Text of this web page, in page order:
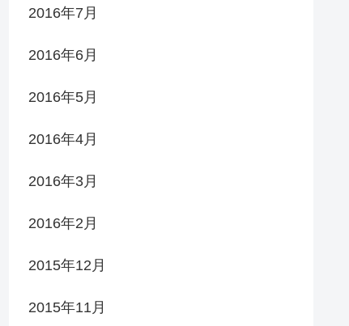
2016年7月
2016年6月
2016年5月
2016年4月
2016年3月
2016年2月
2015年12月
2015年11月